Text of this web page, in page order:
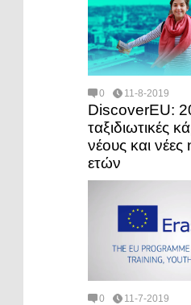
0 11-8-2019
DiscoverEU:
ταξιδιωτικές
νέους και νέες
ετών
0 11-7-2019